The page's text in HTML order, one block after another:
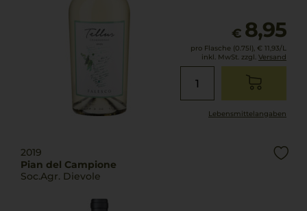
€ 8,95
pro Flasche (0.75l), € 11,93/L
inkl. MwSt. zzgl. Versand
Lebensmittel­angaben
2019
Pian del Campione
Soc.Agr. Dievole